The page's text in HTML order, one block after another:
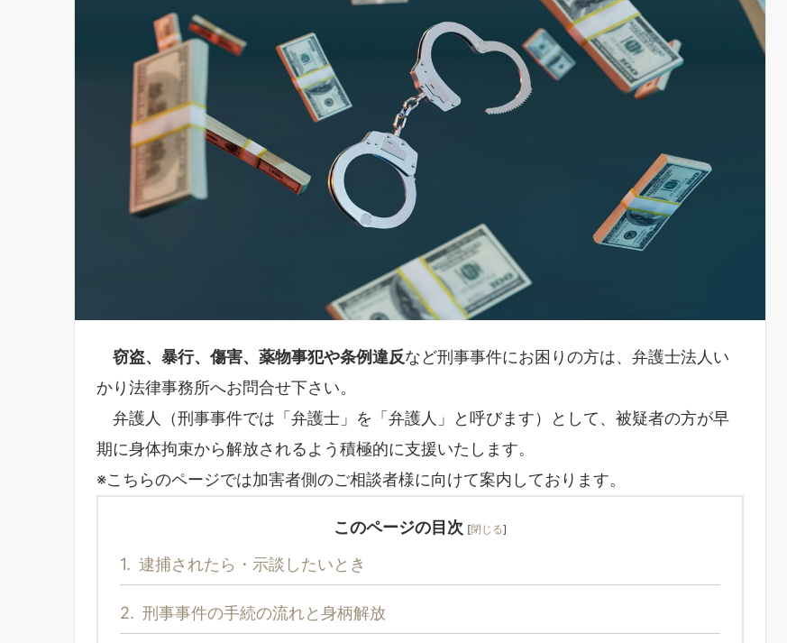
窃盗、暴行、傷害、薬物事犯や条例違反など刑事事件にお困りの方は、弁護士法人い
かり法律事務所へお問合せ下さい。
弁護人（刑事事件では「弁護士」を「弁護人」と呼びます）として、被疑者の方が早
期に身体拘束から解放されるよう積極的に支援いたします。
※こちらのページでは加害者側のご相談者様に向けて案内しております。
このページの目次 [閉じる]
1. 逮捕されたら・示談したいとき
2. 刑事事件の手続の流れと身柄解放